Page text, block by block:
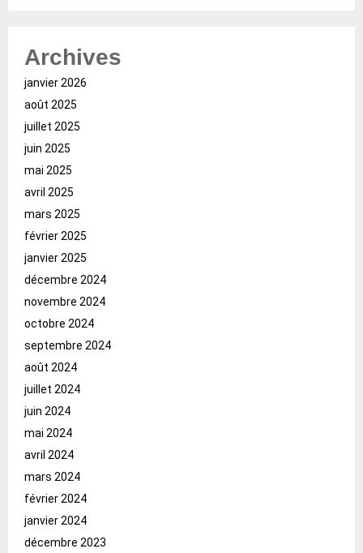
Archives
janvier 2026
août 2025
juillet 2025
juin 2025
mai 2025
avril 2025
mars 2025
février 2025
janvier 2025
décembre 2024
novembre 2024
octobre 2024
septembre 2024
août 2024
juillet 2024
juin 2024
mai 2024
avril 2024
mars 2024
février 2024
janvier 2024
décembre 2023